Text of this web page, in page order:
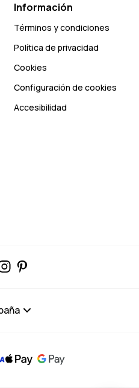
Información
Términos y condiciones
Política de privacidad
Cookies
Configuración de cookies
Accesibilidad